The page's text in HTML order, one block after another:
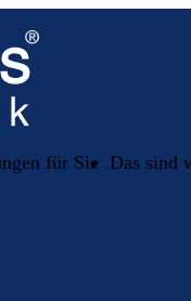
für Sie Das sind